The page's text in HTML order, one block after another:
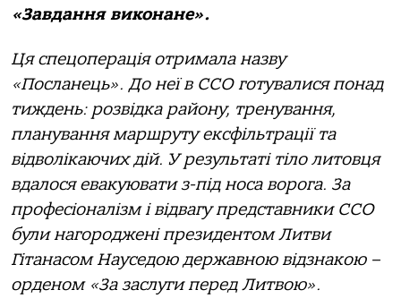
«Завдання виконане».
Ця спецоперація отримала назву
«Посланець». До неї в ССО готувалися понад
тиждень: розвідка району, тренування,
планування маршруту ексфільтрації та
відволікаючих дій. У результаті тіло литовця
вдалося евакуювати з-під носа ворога. За
професіоналізм і відвагу представники ССО
були нагороджені президентом Литви
Гітанасом Науседою державною відзнакою –
орденом «За заслуги перед Литвою».